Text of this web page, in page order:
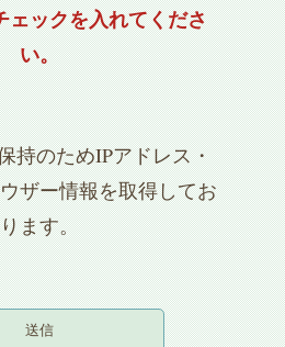
ェックを入れてくださ
い。
持のためIPアドレス・
ザー情報を取得してお
ります。